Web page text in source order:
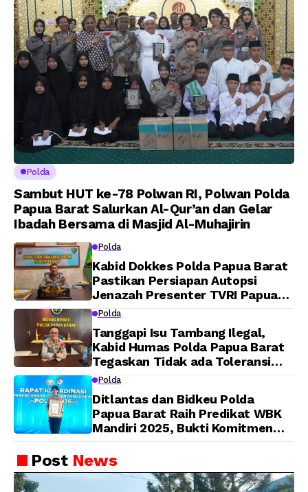
AKPOL 2026
Polda
Sambut HUT ke-78 Polwan RI, Polwan Polda
Papua Barat Salurkan Al-Qur’an dan Gelar
Ibadah Bersama di Masjid Al-Muhajirin
Polda
Kabid Dokkes Polda Papua Barat
Pastikan Persiapan Autopsi
Jenazah Presenter TVRI Papua
Barat Yanto Idorway Telah
Dijadwalkan Kamis
Polda
Tanggapi Isu Tambang Ilegal,
Kabid Humas Polda Papua Barat
Tegaskan Tidak ada Toleransi
bagi Oknum Anggota
Polda
Ditlantas dan Bidkeu Polda
Papua Barat Raih Predikat WBK
Mandiri 2025, Bukti Komitmen
Berintegritas
PostNews